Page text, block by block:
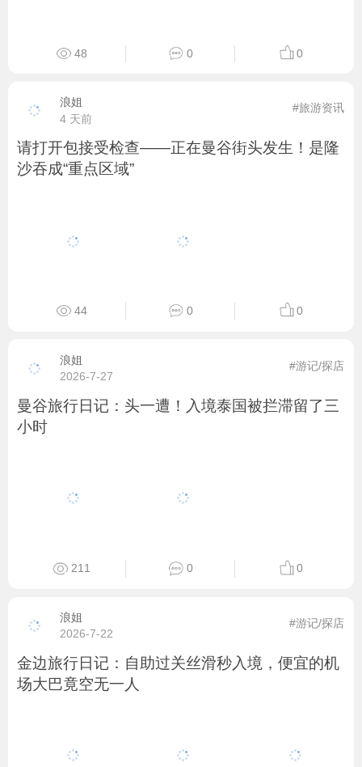
48 0 0
浪姐
4 天前
#旅游资讯
请打开包接受检查——正在曼谷街头发生！是隆
沙吞成“重点区域”
44 0 0
浪姐
2026-7-27
#游记/探店
曼谷旅行日记：头一遭！入境泰国被拦滞留了三
小时
211 0 0
浪姐
2026-7-22
#游记/探店
金边旅行日记：自助过关丝滑秒入境，便宜的机
场大巴竟空无一人